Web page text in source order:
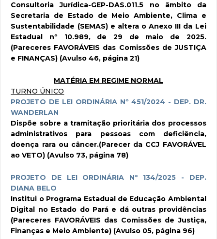
Consultoria Jurídica-GEP-DAS.011.5 no âmbito da
Secretaria de Estado de Meio Ambiente, Clima e
Sustentabilidade (SEMAS) e altera o Anexo III da Lei
Estadual nº 10.989, de 29 de maio de 2025.
(Pareceres FAVORÁVEIS das Comissões de JUSTIÇA
e FINANÇAS) (Avulso 46, página 21)
MATÉRIA EM REGIME NORMAL
TURNO ÚNICO
PROJETO DE LEI ORDINÁRIA Nº 451/2024 - DEP. DR.
WANDERLAN
Dispõe sobre a tramitação prioritária dos processos
administrativos para pessoas com deficiência,
doença rara ou câncer.(Parecer da CCJ FAVORÁVEL
ao VETO) (Avulso 73, página 78)
PROJETO DE LEI ORDINÁRIA Nº 134/2025 - DEP.
DIANA BELO
Institui o Programa Estadual de Educação Ambiental
Digital no Estado do Pará e dá outras providências
(Pareceres FAVORÁVEIS das Comissões de Justiça,
Finanças e Meio Ambiente) (Avulso 05, página 96)